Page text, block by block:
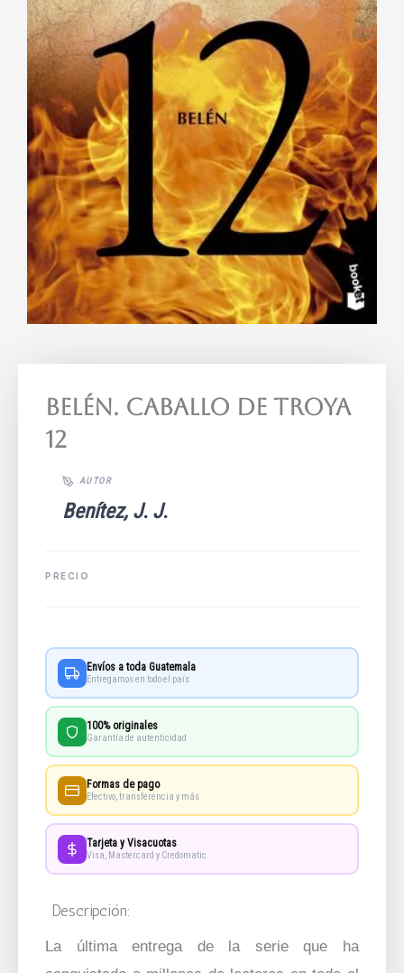
Belén. Caballo De Troya
12
Benítez, J. J.
Envíos a toda Guatemala
Entregamos en todo el país
100% originales
Garantía de autenticidad
Formas de pago
Efectivo, transferencia y más
Tarjeta y Visacuotas
Visa, Mastercard y Credomatic
Descripción:
La última entrega de la serie que ha